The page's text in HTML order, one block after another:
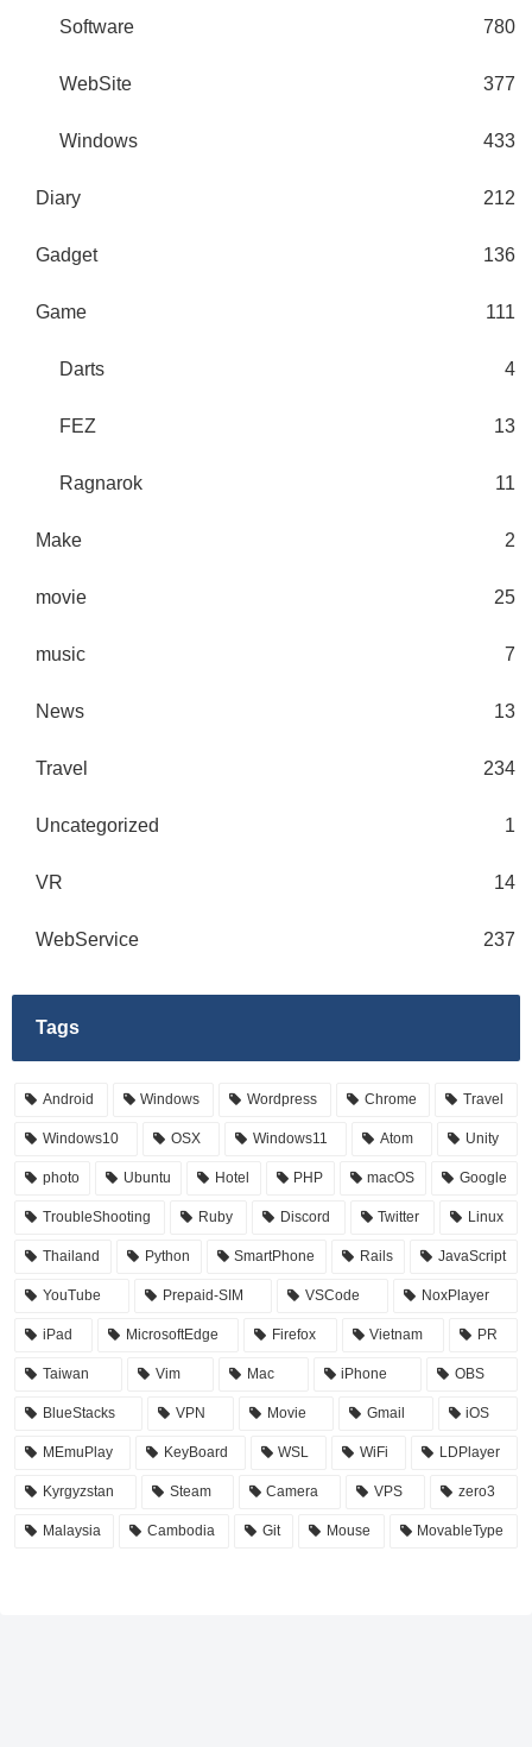
Software 780
WebSite 377
Windows 433
Diary 212
Gadget 136
Game 111
Darts 4
FEZ 13
Ragnarok 11
Make 2
movie 25
music 7
News 13
Travel 234
Uncategorized 1
VR 14
WebService 237
Tags
Android Windows Wordpress Chrome Travel
Windows10 OSX Windows11 Atom Unity
photo Ubuntu Hotel PHP macOS Google
TroubleShooting Ruby Discord Twitter Linux
Thailand Python SmartPhone Rails JavaScript
YouTube Prepaid-SIM VSCode NoxPlayer
iPad MicrosoftEdge Firefox Vietnam PR
Taiwan Vim Mac iPhone OBS
BlueStacks VPN Movie Gmail iOS
MEmuPlay KeyBoard WSL WiFi LDPlayer
Kyrgyzstan Steam Camera VPS zero3
Malaysia Cambodia Git Mouse MovableType